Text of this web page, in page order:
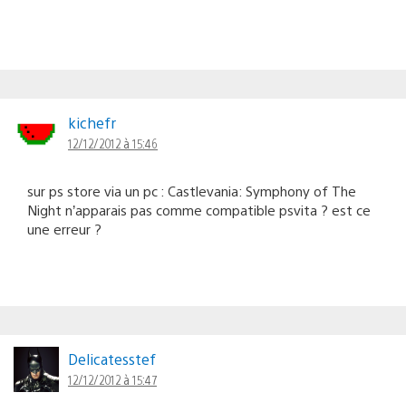
kichefr
12/12/2012 à 15:46
sur ps store via un pc : Castlevania: Symphony of The
Night n’apparais pas comme compatible psvita ? est ce
une erreur ?
Delicatesstef
12/12/2012 à 15:47